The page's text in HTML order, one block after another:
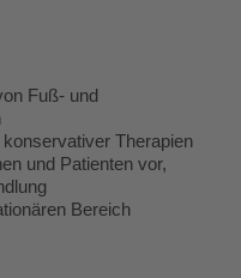
Fuß- und
Therapien
und Patienten vor,
Bereich